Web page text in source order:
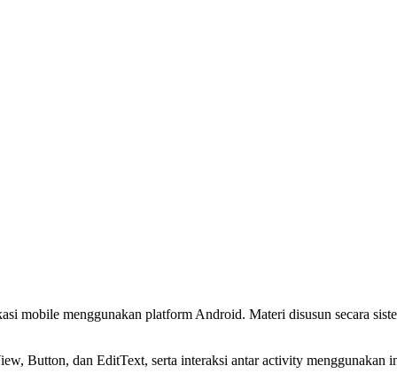
mobile menggunakan platform Android. Materi disusun secara
Button, dan EditText, serta interaksi antar activity menggunakan